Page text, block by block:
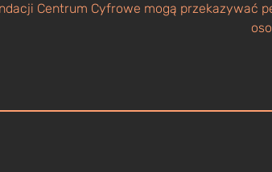
Centrum Cyfrowe mogą przekazywać